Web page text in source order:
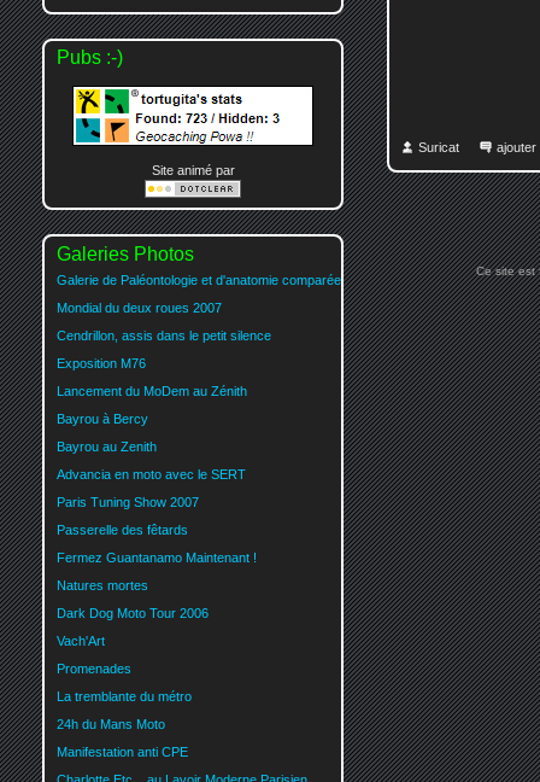
Suricat ajouter
Pubs :-)
Site animé par
Galeries Photos
Galerie de Paléontologie et d'anatomie comparée
Mondial du deux roues 2007
Cendrillon, assis dans le petit silence
Exposition M76
Lancement du MoDem au Zénith
Bayrou à Bercy
Bayrou au Zenith
Advancia en moto avec le SERT
Paris Tuning Show 2007
Passerelle des fêtards
Fermez Guantanamo Maintenant !
Natures mortes
Dark Dog Moto Tour 2006
Vach'Art
Promenades
La tremblante du métro
24h du Mans Moto
Manifestation anti CPE
Charlotte Etc... au Lavoir Moderne Parisien
Ce site est